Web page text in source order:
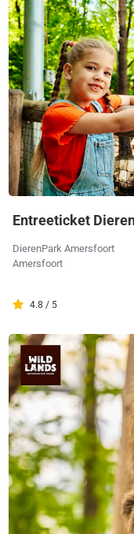
Entreeticket
DierenPark Amersfoort
Amersfoort
4.8 / 5